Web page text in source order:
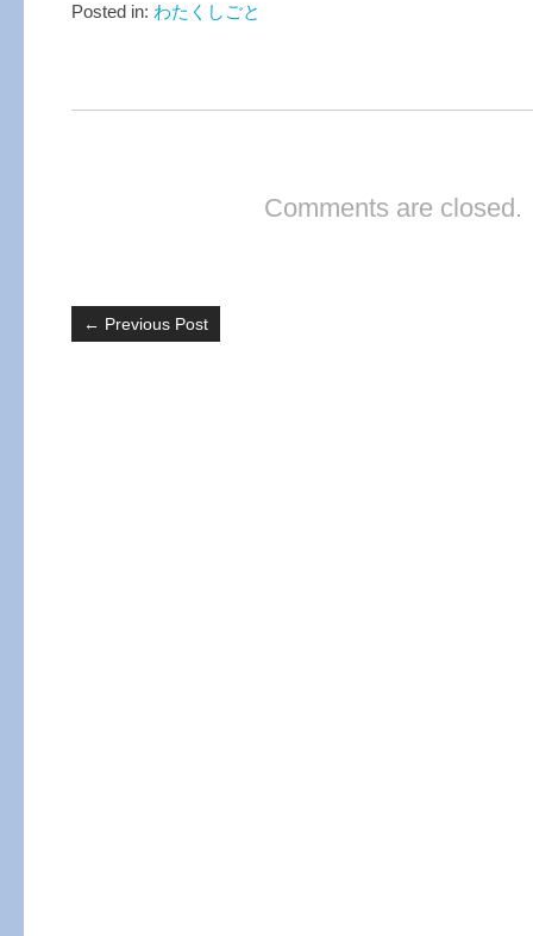
Posted in: わたくしごと
Comments are closed.
← Previous Post